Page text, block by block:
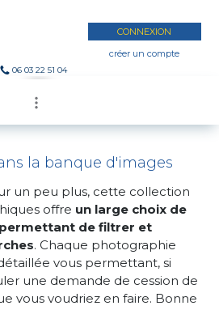
06 03 22 51 04
CONNEXION
créer un compte
la banque d'images
un peu plus, cette collection
offre un large choix de
de filtrer et
. Chaque photographie
vous permettant, si
une demande de cession de
vous voudriez en faire. Bonne